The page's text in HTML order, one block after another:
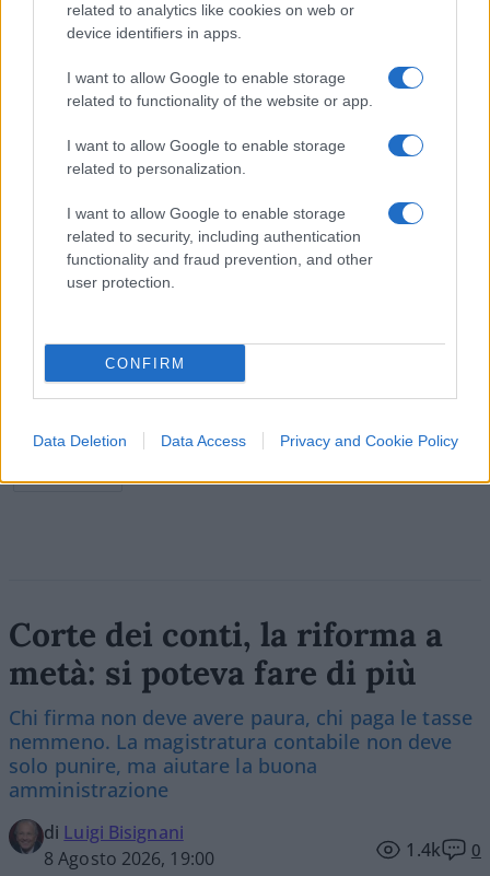
related to analytics like cookies on web or
device identifiers in apps.
I want to allow Google to enable storage
related to functionality of the website or app.
I want to allow Google to enable storage
related to personalization.
I want to allow Google to enable storage
related to security, including authentication
functionality and fraud prevention, and other
user protection.
CONFIRM
Data Deletion Data Access Privacy and Cookie Policy
Nicolaporro.it è anche su Whatsapp. È
essere sempre aggiornati (gratis).
#ANNALISA CHIRICO #DONALD TRUMP
15
Leggi i commenti
Vignetta del 07/08/2026
Corte dei conti, la riforma a
metà: si poteva fare di più
Chi firma non deve avere paura, chi paga le tasse
nemmeno. La magistratura contabile non deve
solo punire, ma aiutare la buona
amministrazione
di Luigi Bisignani
8 Agosto 2026, 19:00
1.4k 0